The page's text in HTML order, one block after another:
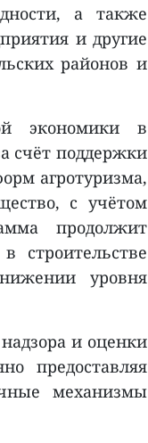
а также
и другие
районов и
экономики в
счёт поддержки
агротуризма,
с учётом
продолжит
строительстве
уровня
и оценки
предоставляя
механизмы